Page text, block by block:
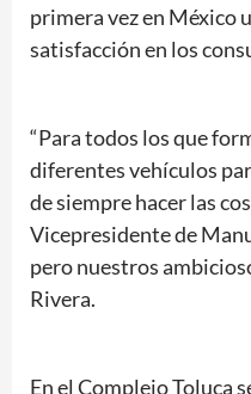
primera vez en México
satisfacción en los
“Para todos los que
diferentes vehículos
de siempre hacer las
Vicepresidente de
pero nuestros
Rivera.
En el Complejo Toluca